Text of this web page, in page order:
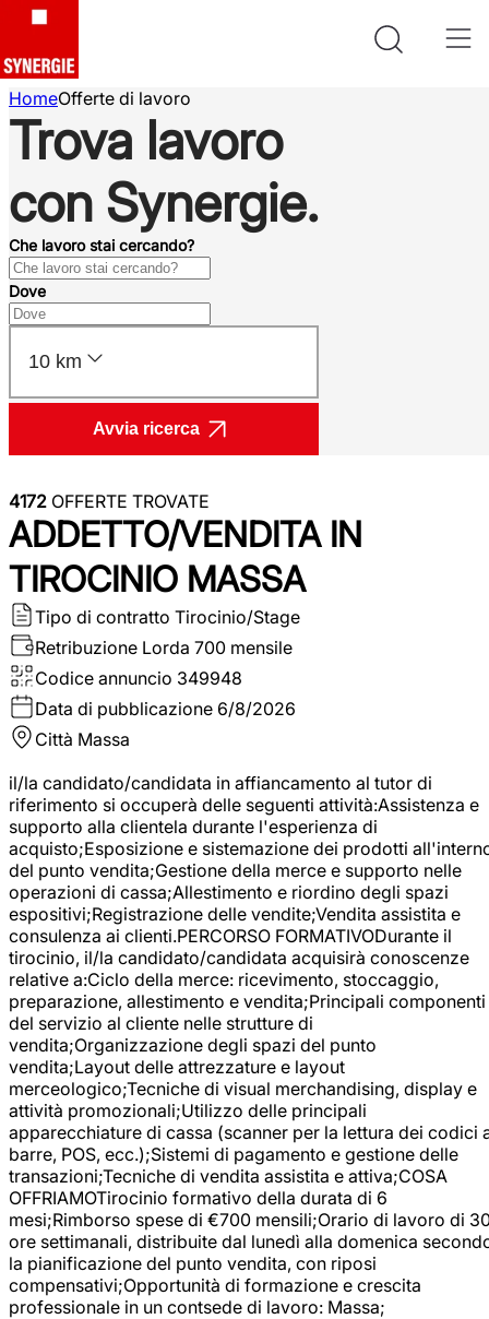
HomeOfferte di lavoro
Trova lavoro
con Synergie.
Che lavoro stai cercando?
Dove
10 km
Avvia ricerca
4172 OFFERTE TROVATE
ADDETTO/VENDITA IN
TIROCINIO MASSA
Tipo di contratto Tirocinio/Stage
Retribuzione Lorda 700 mensile
Codice annuncio 349948
Data di pubblicazione 6/8/2026
Città Massa
il/la candidato/candidata in affiancamento al tutor di
riferimento si occuperà delle seguenti attività:Assistenza e
supporto alla clientela durante l'esperienza di
acquisto;Esposizione e sistemazione dei prodotti
del punto vendita;Gestione della merce e supporto nelle
operazioni di cassa;Allestimento e riordino degli spazi
espositivi;Registrazione delle vendite;Vendita assistita e
consulenza ai clienti.PERCORSO FORMATIVODurante il
tirocinio, il/la candidato/candidata acquisirà conoscenze
relative a:Ciclo della merce: ricevimento, stoccaggio,
preparazione, allestimento e vendita;Principali componenti
del servizio al cliente nelle strutture di
vendita;Organizzazione degli spazi del punto
vendita;Layout delle attrezzature e layout
merceologico;Tecniche di visual merchandising, display e
attività promozionali;Utilizzo delle principali
apparecchiature di cassa (scanner per la lettura dei codici
barre, POS, ecc.);Sistemi di pagamento e gestione delle
transazioni;Tecniche di vendita assistita e attiva;COSA
OFFRIAMOTirocinio formativo della durata di 6
mesi;Rimborso spese di €700 mensili;Orario di lavoro di
ore settimanali, distribuite dal lunedì alla domenica
la pianificazione del punto vendita, con riposi
compensativi;Opportunità di formazione e crescita
professionale in un contsede di lavoro: Massa;